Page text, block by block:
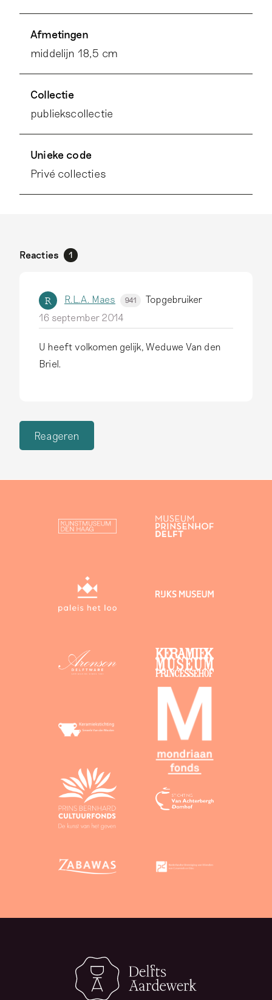
Afmetingen
middelijn 18,5 cm
Collectie
publiekscollectie
Unieke code
Privé collecties
Reacties 1
R R.L.A. Maes 941
Topgebruiker
16 september 2014
U heeft volkomen gelijk, Weduwe Van den
Briel.
Reageren